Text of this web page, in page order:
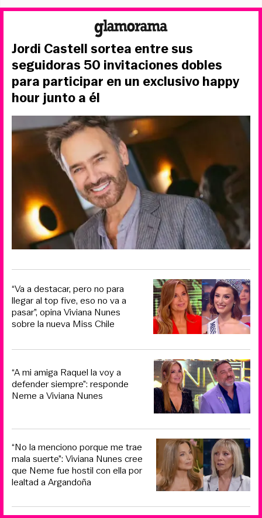
Jordi Castell sortea entre sus
seguidoras 50 invitaciones dobles
para participar en un exclusivo happy
hour junto a él
“Va a destacar, pero no para
llegar al top five, eso no va a
pasar”, opina Viviana Nunes
sobre la nueva Miss Chile
“A mi amiga Raquel la voy a
defender siempre”: responde
Neme a Viviana Nunes
“No la menciono porque me trae
mala suerte”: Viviana Nunes cree
que Neme fue hostil con ella por
lealtad a Argandoña